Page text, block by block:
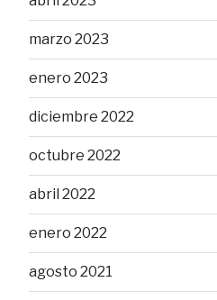
marzo 2023
enero 2023
diciembre 2022
octubre 2022
abril 2022
enero 2022
agosto 2021